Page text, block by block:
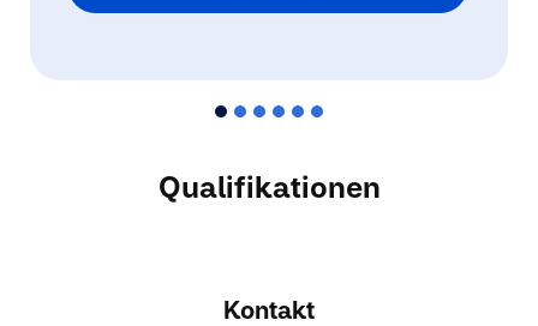
Qualifikationen
Kontakt